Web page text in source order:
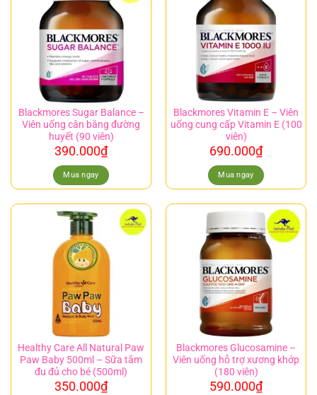
Blackmores Sugar Balance –
Viên uống cân bằng đường
huyết (90 viên)
390.000₫
Mua ngay
Blackmores Vitamin E – Viên
uống cung cấp Vitamin E (100
viên)
690.000₫
Mua ngay
Healthy Care All Natural Paw
Paw Baby 500ml – Sữa tắm
đu đủ cho bé (500ml)
350.000₫
Blackmores Glucosamine –
Viên uống hỗ trợ xương khớp
(180 viên)
590.000₫